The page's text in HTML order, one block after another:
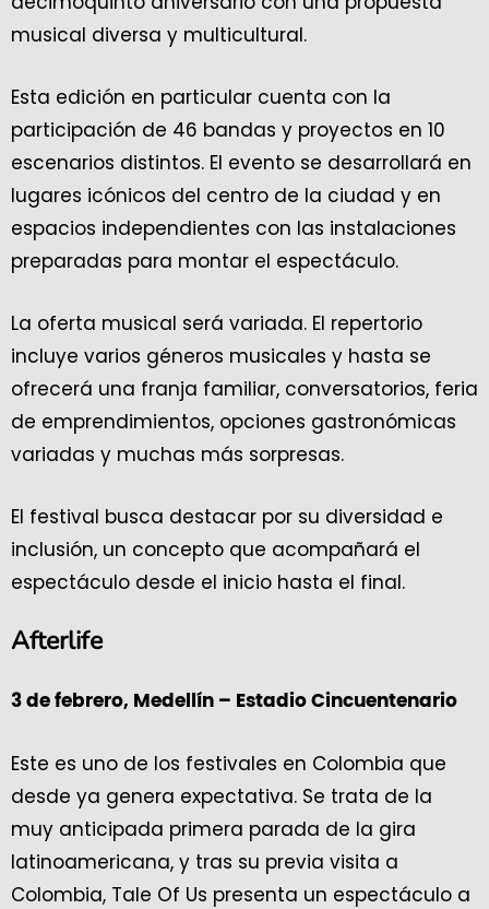
musical diversa y multicultural.
Esta edición en particular cuenta con la
participación de 46 bandas y proyectos en 10
escenarios distintos. El evento se desarrollará en
lugares icónicos del centro de la ciudad y en
espacios independientes con las instalaciones
preparadas para montar el espectáculo.
La oferta musical será variada. El repertorio
incluye varios géneros musicales y hasta se
ofrecerá una franja familiar, conversatorios, feria
de emprendimientos, opciones gastronómicas
variadas y muchas más sorpresas.
El festival busca destacar por su diversidad e
inclusión, un concepto que acompañará el
espectáculo desde el inicio hasta el final.
Afterlife
3 de febrero, Medellín – Estadio Cincuentenario
Este es uno de los festivales en Colombia que
desde ya genera expectativa. Se trata de la
muy anticipada primera parada de la gira
latinoamericana, y tras su previa visita a
Colombia, Tale Of Us presenta un espectáculo a